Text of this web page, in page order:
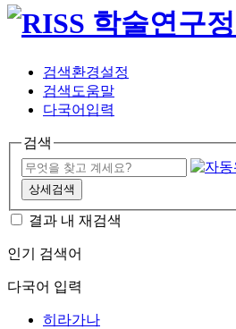
검색환경설정
검색도움말
다국어입력
검색
상세검색
결과 내 재검색
인기 검색어
다국어 입력
히라가나